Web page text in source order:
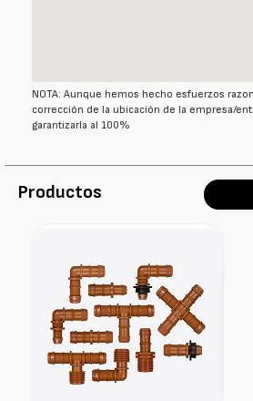
NOTA: Aunque hemos hecho esfuerzos
corrección de la ubicación de la empresa/
garantizarla al 100%
Productos